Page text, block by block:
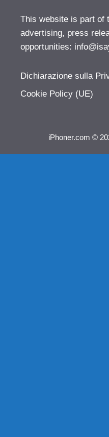
This website is part of
advertising, press
opportunities:
Dichiarazione sulla
Cookie Policy (UE)
iPhoner.com ©